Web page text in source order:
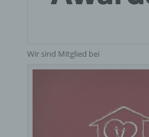
Wir sind Mitglied bei
mehr einer spezifischen
zugeordnet werden können,
zusätzlichen Informationen